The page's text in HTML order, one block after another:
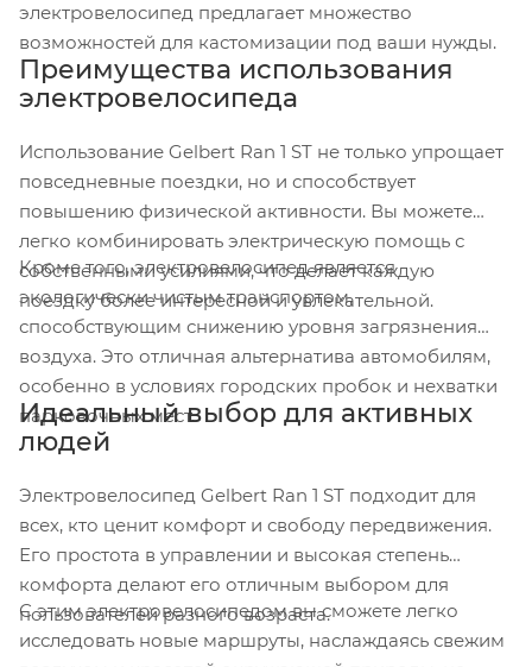
электровелосипед предлагает множество
возможностей для кастомизации под ваши нужды.
Преимущества использования
электровелосипеда
Использование Gelbert Ran 1 ST не только упрощает
повседневные поездки, но и способствует
повышению физической активности. Вы можете
легко комбинировать электрическую помощь с
собственными усилиями, что делает каждую
поездку более интересной и увлекательной.
Кроме того, электровелосипед является
экологически чистым транспортом,
способствующим снижению уровня загрязнения
воздуха. Это отличная альтернатива автомобилям,
особенно в условиях городских пробок и нехватки
парковочных мест.
Идеальный выбор для активных
людей
Электровелосипед Gelbert Ran 1 ST подходит для
всех, кто ценит комфорт и свободу передвижения.
Его простота в управлении и высокая степень
комфорта делают его отличным выбором для
пользователей разного возраста.
С этим электровелосипедом вы сможете легко
исследовать новые маршруты, наслаждаясь свежим